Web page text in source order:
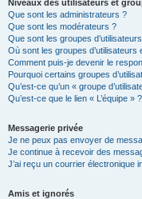
Niveaux des utilisateurs et
Que sont les administrateurs ?
Que sont les modérateurs ?
Que sont les groupes
Où sont les groupes
Comment puis-je devenir le
Pourquoi certains groupes
Qu’est-ce qu’un « groupe
Qu’est-ce que le lien « L’équipe » ?
Messagerie privée
Je ne peux pas envoyer de
Je continue à recevoir des
J’ai reçu un courrier électronique
Amis et ignorés